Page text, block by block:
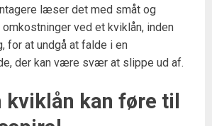
læser det med småt og
ved et kviklån, inden
for at undgå at falde i en
der kan være svær at slippe ud af.
kviklån kan føre til